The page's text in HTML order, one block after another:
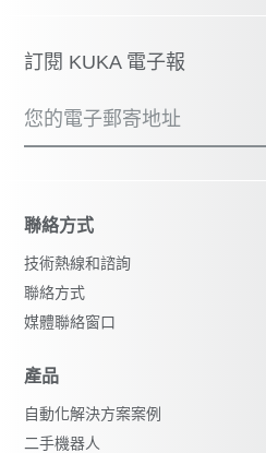
訂閱 KUKA 電子報
您的電子郵寄地址
聯絡方式
技術熱線和諮詢
聯絡方式
媒體聯絡窗口
產品
自動化解決方案案例
二手機器人